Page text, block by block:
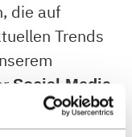
die auf
Trends
Social Media